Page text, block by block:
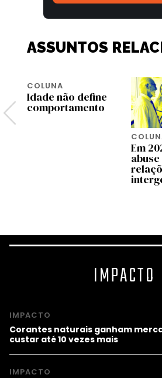
ASSUNTOS
COLUNA
Idade não define
comportamento
Em
IMPACTO
IMPACTO
Corantes naturais ganham
custar até 10 vezes mais
IMPACTO